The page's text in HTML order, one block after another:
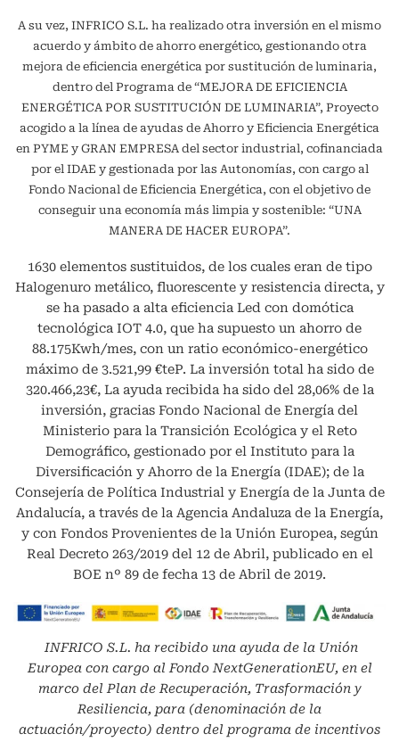
A su vez, INFRICO S.L. ha realizado otra inversión en el mismo
acuerdo y ámbito de ahorro energético, gestionando otra
mejora de eficiencia energética por sustitución de luminaria,
dentro del Programa de “MEJORA DE EFICIENCIA
ENERGÉTICA POR SUSTITUCIÓN DE LUMINARIA”, Proyecto
acogido a la línea de ayudas de Ahorro y Eficiencia Energética
en PYME y GRAN EMPRESA del sector industrial, cofinanciada
por el IDAE y gestionada por las Autonomías, con cargo al
Fondo Nacional de Eficiencia Energética, con el objetivo de
conseguir una economía más limpia y sostenible: “UNA
MANERA DE HACER EUROPA”.
1630 elementos sustituidos, de los cuales eran de tipo
Halogenuro metálico, fluorescente y resistencia directa, y
se ha pasado a alta eficiencia Led con domótica
tecnológica IOT 4.0, que ha supuesto un ahorro de
88.175Kwh/mes, con un ratio económico-energético
máximo de 3.521,99 €teP. La inversión total ha sido de
320.466,23€, La ayuda recibida ha sido del 28,06% de la
inversión, gracias Fondo Nacional de Energía del
Ministerio para la Transición Ecológica y el Reto
Demográfico, gestionado por el Instituto para la
Diversificación y Ahorro de la Energía (IDAE); de la
Consejería de Política Industrial y Energía de la Junta de
Andalucía, a través de la Agencia Andaluza de la Energía,
y con Fondos Provenientes de la Unión Europea, según
Real Decreto 263/2019 del 12 de Abril, publicado en el
BOE nº 89 de fecha 13 de Abril de 2019.
INFRICO S.L. ha recibido una ayuda de la Unión
Europea con cargo al Fondo NextGenerationEU, en el
marco del Plan de Recuperación, Trasformación y
Resiliencia, para (denominación de la
actuación/proyecto) dentro del programa de incentivos